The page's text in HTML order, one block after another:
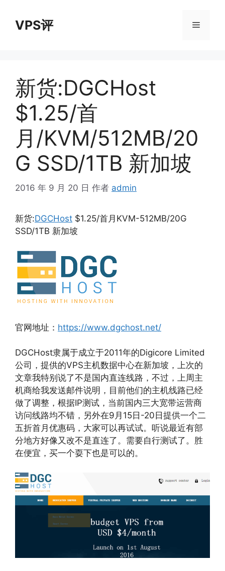
VPS评 菜
新货:DGCHost
$1.25/首
月/KVM/512MB/20
G SSD/1TB 新加坡
2016 年 9 月 20 日 作者 admin
新货:DGCHost $1.25/首月KVM-512MB/20G
SSD/1TB 新加坡
官网地址： https://www.dgchost.net/
DGCHost隶属于成立于2011年的Digicore Limited
公司，提供的VPS主机数据中心在新加坡，上次的
文章我特别说了不是国内直连线路，不过，上周主
机商给我发送邮件说明，目前他们的主机线路已经
做了调整，根据IP测试，当前国内三大宽带运营商
访问线路均不错，另外在9月15日-20日提供一个二
五折首月优惠码，大家可以再试试。听说最近有部
分地方好像又改不是直连了。需要自行测试了。胜
在便宜，买一个耍下也是可以的。